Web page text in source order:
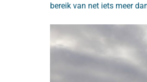
bereik van net iets meer